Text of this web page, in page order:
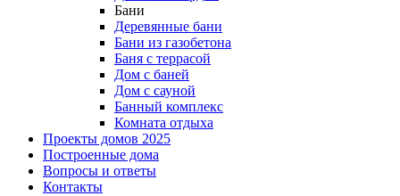
Бани
Деревянные бани
Бани из газобетона
Баня с террасой
Дом с баней
Дом с сауной
Банный комплекс
Комната отдыха
Проекты домов 2025
Построенные дома
Вопросы и ответы
Контакты